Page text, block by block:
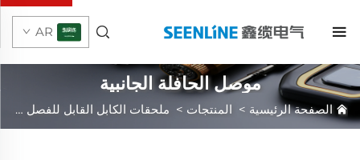
AR
موصل الحافلة الجانبية
الصفحة الرئيسية > المنتجات > ملحقات الكابل القابل للفصل